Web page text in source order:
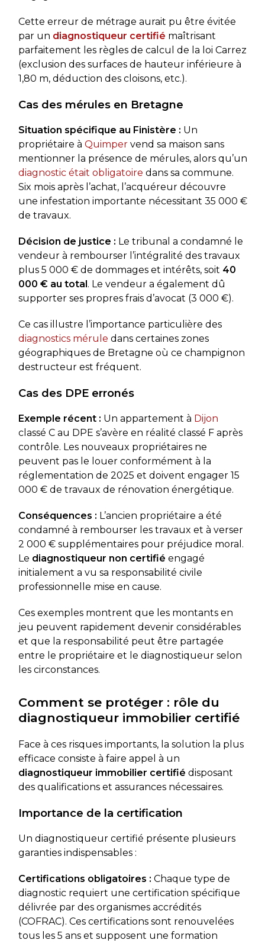
Cette erreur de métrage aurait pu être évitée
par un diagnostiqueur certifié maîtrisant
parfaitement les règles de calcul de la loi Carrez
(exclusion des surfaces de hauteur inférieure à
1,80 m, déduction des cloisons, etc.).
Cas des mérules en Bretagne
Situation spécifique au Finistère : Un
propriétaire à Quimpervend sa maison sans
mentionner la présence de mérules, alors qu’un
diagnostic était obligatoire dans sa commune.
Six mois après l’achat, l’acquéreur découvre
une infestation importante nécessitant 35 000 €
de travaux.
Décision de justice : Le tribunal a condamné le
vendeur à rembourser l’intégralité des travaux
plus 5 000 € de dommages et intérêts, soit 40
000 € au total. Le vendeur a également dû
supporter ses propres frais d’avocat (3 000 €).
Ce cas illustre l’importance particulière des
diagnostics mérule dans certaines zones
géographiques de Bretagne où ce champignon
destructeur est fréquent.
Cas des DPE erronés
Exemple récent : Un appartement à Dijon
classé C au DPE s’avère en réalité classé F après
contrôle. Les nouveaux propriétaires ne
peuvent pas le louer conformément à la
réglementation de 2025 et doivent engager 15
000 € de travaux de rénovation énergétique.
Conséquences : L’ancien propriétaire a été
condamné à rembourser les travaux et à verser
2 000 € supplémentaires pour préjudice moral.
Le diagnostiqueur non certifié engagé
initialement a vu sa responsabilité civile
professionnelle mise en cause.
Ces exemples montrent que les montants en
jeu peuvent rapidement devenir considérables
et que la responsabilité peut être partagée
entre le propriétaire et le diagnostiqueur selon
les circonstances.
Comment se protéger : rôle du
diagnostiqueur immobilier certifié
Face à ces risques importants, la solution la plus
efficace consiste à faire appel à un
diagnostiqueur immobilier certifié disposant
des qualifications et assurances nécessaires.
Importance de la certification
Un diagnostiqueur certifié présente plusieurs
garanties indispensables :
Certifications obligatoires : Chaque type de
diagnostic requiert une certification spécifique
délivrée par des organismes accrédités
(COFRAC). Ces certifications sont renouvelées
tous les 5 ans et supposent une formation